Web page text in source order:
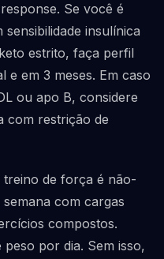
Se você é
insulínica
estrito, faça perfil
e em 3 meses. Em caso
ou apo B, considere
com restrição de
treino de força é não-
com cargas
compostos.
por dia. Sem isso,